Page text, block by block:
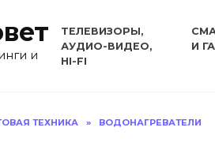
и
ТЕЛЕВИЗОРЫ,
АУДИО-ВИДЕО,
HI-FI
И
ТЕХНИКА » ВОДОНАГРЕВАТЕЛИ